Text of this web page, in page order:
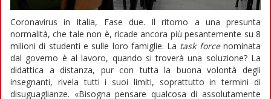
Coronavirus in Italia, Fase due. Il ritorno a una presunta
normalità, che tale non è, ricade ancora più pesantemente su 8
milioni di studenti e sulle loro famiglie. La task forcenominata
dal governo è al lavoro, quando si troverà una soluzione? La
didattica a distanza, pur con tutta la buona volontà degli
insegnanti, rivela tutti i suoi limiti, soprattutto in termini di
disuguaglianze. «Bisogna pensare qualcosa di assolutamente